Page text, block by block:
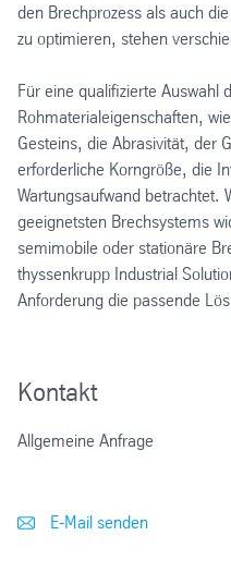
den Brechprozess als auch
zu optimieren, stehen
Für eine qualifizierte Auswahl
Rohmaterialeigenschaften,
Gesteins, die Abrasivität, der
erforderliche Korngröße, die
Wartungsaufwand betrachtet.
geeignetsten Brechsystems
semimobile oder stationäre
thyssenkrupp Industrial
Anforderung die passende
Kontakt
Allgemeine Anfrage
E-Mail senden